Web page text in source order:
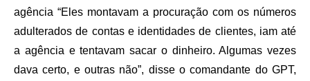
agência “Eles montavam a procuração com os números
adulterados de contas e identidades de clientes, iam até
a agência e tentavam sacar o dinheiro. Algumas vezes
dava certo, e outras não”, disse o comandante do GPT,